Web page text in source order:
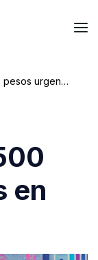
Préstamos de 500 pesos urgentes en México
en